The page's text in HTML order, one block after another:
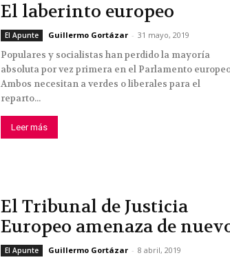
El laberinto europeo
El Apunte Guillermo Gortázar - 31 mayo, 2019
Populares y socialistas han perdido la mayoría
absoluta por vez primera en el Parlamento
Ambos necesitan a verdes o liberales para el
reparto...
Leer más
El Tribunal de Justicia
Europeo amenaza de
El Apunte Guillermo Gortázar - 8 abril, 2019